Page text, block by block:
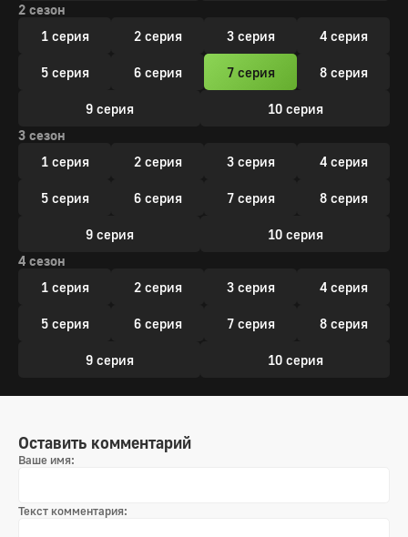
2 сезон
1 серия
2 серия 3 серия 4 серия
5 серия 6 серия 7 серия 8 серия
9 серия
10 серия
3 сезон
1 серия
2 серия 3 серия 4 серия
5 серия 6 серия 7 серия 8 серия
9 серия
10 серия
4 сезон
1 серия
2 серия 3 серия 4 серия
5 серия 6 серия 7 серия 8 серия
9 серия 10 серия
Оставить комментарий
Ваше имя:
Текст комментария: